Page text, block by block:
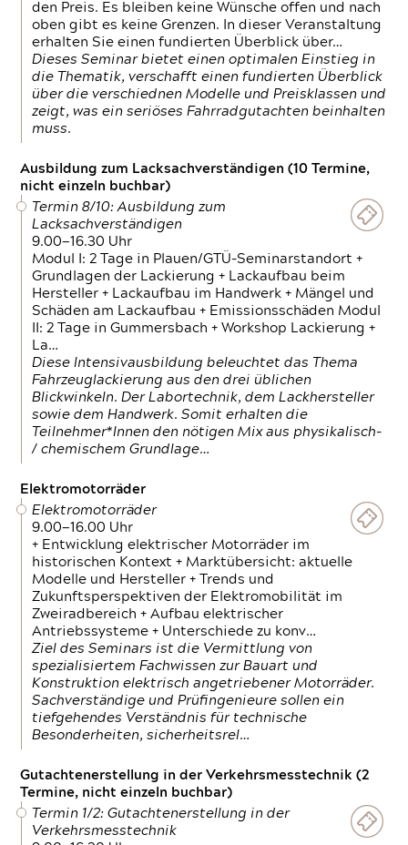
den Preis. Es bleiben keine Wünsche offen und nach
oben gibt es keine Grenzen. In dieser Veranstaltung
erhalten Sie einen fundierten Überblick über…
Dieses Seminar bietet einen optimalen Einstieg in
die Thematik, verschafft einen fundierten Überblick
über die verschiednen Modelle und Preisklassen und
zeigt, was ein seriöses Fahrradgutachten beinhalten
muss.
Ausbildung zum Lacksachverständigen (10 Termine,
nicht einzeln buchbar)
Termin 8/10: Ausbildung zum
Lacksachverständigen
9.00—16.30 Uhr
Modul I: 2 Tage in Plauen/GTÜ-Seminarstandort +
Grundlagen der Lackierung + Lackaufbau beim
Hersteller + Lackaufbau im Handwerk + Mängel und
Schäden am Lackaufbau + Emissionsschäden Modul
II: 2 Tage in Gummersbach + Workshop Lackierung +
La…
Diese Intensivausbildung beleuchtet das Thema
Fahrzeuglackierung aus den drei üblichen
Blickwinkeln. Der Labortechnik, dem Lackhersteller
sowie dem Handwerk. Somit erhalten die
Teilnehmer*Innen den nötigen Mix aus physikalisch-
/ chemischem Grundlage…
Elektromotorräder
Elektromotorräder
9.00—16.00 Uhr
+ Entwicklung elektrischer Motorräder im
historischen Kontext + Marktübersicht: aktuelle
Modelle und Hersteller + Trends und
Zukunftsperspektiven der Elektromobilität im
Zweiradbereich + Aufbau elektrischer
Antriebssysteme + Unterschiede zu konv…
Ziel des Seminars ist die Vermittlung von
spezialisiertem Fachwissen zur Bauart und
Konstruktion elektrisch angetriebener Motorräder.
Sachverständige und Prüfingenieure sollen ein
tiefgehendes Verständnis für technische
Besonderheiten, sicherheitsrel…
Gutachtenerstellung in der Verkehrsmesstechnik (2
Termine, nicht einzeln buchbar)
Termin 1/2: Gutachtenerstellung in der
Verkehrsmesstechnik